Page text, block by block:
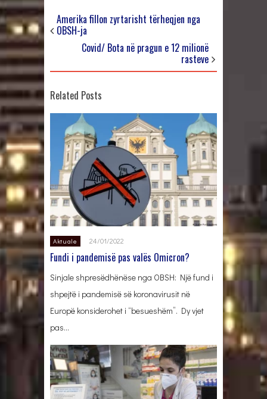
Amerika fillon zyrtarisht tërheqjen nga
OBSH-ja
Covid/ Bota në pragun e 12 milionë
rasteve
Related Posts
Aktuale 24/01/2022
Fundi i pandemisë pas valës Omicron?
Sinjale shpresëdhënëse nga OBSH: Një fund i
shpejtë i pandemisë së koronavirusit në
Europë konsiderohet i “besueshëm”. Dy vjet
pas…